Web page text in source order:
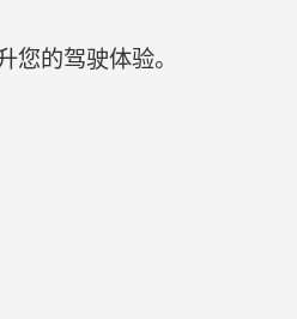
的驾驶体验。